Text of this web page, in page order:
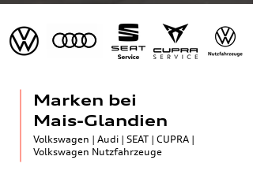
Marken bei
Mais-Glandien
Volkswagen | Audi | SEAT | CUPRA |
Volkswagen Nutzfahrzeuge